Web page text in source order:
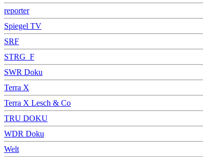
reporter
Spiegel TV
SRF
STRG_F
SWR Doku
Terra X
Terra X Lesch & Co
TRU DOKU
WDR Doku
Welt